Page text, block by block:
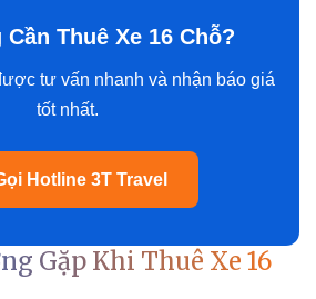
Thuê Xe 16 Chỗ?
tư vấn nhanh và nhận báo giá
tốt nhất.
Hotline 3T Travel
Gặp Khi Thuê Xe 16